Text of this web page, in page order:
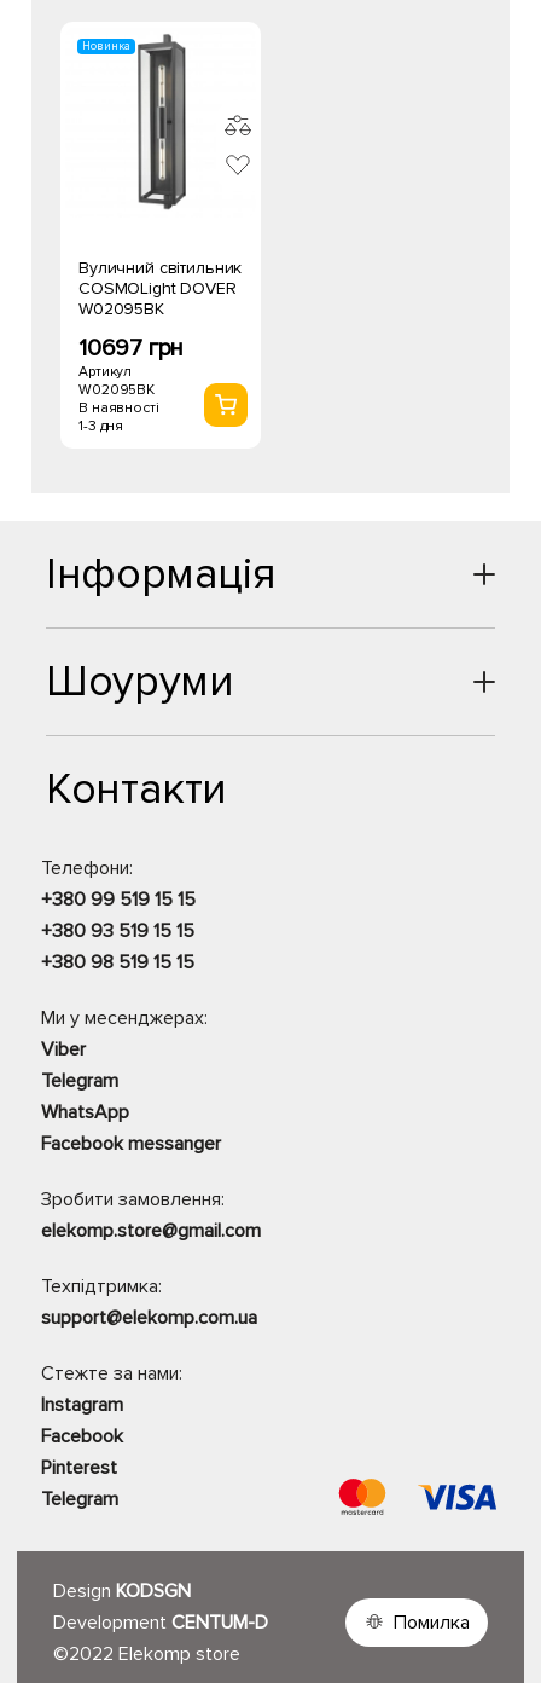
Новинка
Вуличний світильник
COSMOLight DOVER
W02095BK
10697 грн
Артикул
W02095BK
В наявності
1-3 дня
Шоуруми
Контакти
Телефони:
+380 99 519 15 15
+380 93 519 15 15
+380 98 519 15 15
Ми у месенджерах:
Viber
Telegram
WhatsApp
Facebook messanger
Зробити замовлення:
elekomp.store@gmail.com
Техпідтримка:
support@elekomp.com.ua
Стежте за нами:
Instagram
Facebook
Pinterest
Telegram
Інформація
Design KODSGN
Development CENTUM-D
©2022 Elekomp store
Помилка